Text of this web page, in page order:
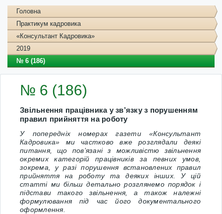
Головна
Практикум кадровика
«Консультант Кадровика»
2019
№ 6 (186)
№ 6 (186)
Звільнення працівника у зв’язку з порушенням
правил прийняття на роботу
У попередніх номерах газети «Консультант
Кадровика» ми частково вже розглядали деякі
питання, що пов’язані з можливістю звільнення
окремих категорій працівників за певних умов,
зокрема, у разіпорушення встановлених правил
прийняття на роботу та деяких інших. У цій
статті ми більш детально розглянемо порядок і
підстави такого звільнення, а також належні
формулювання під час його документального
оформлення.